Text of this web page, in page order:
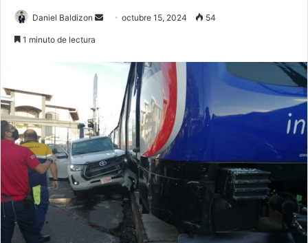
Daniel Baldizon
Sendoctubre 15, 2024 54
1 minuto de lectura